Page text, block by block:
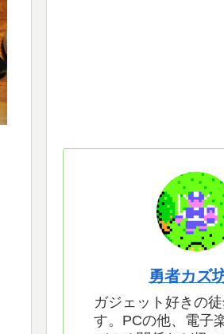
勇者カズ
ガジェット好きの
す。PCの他、電子